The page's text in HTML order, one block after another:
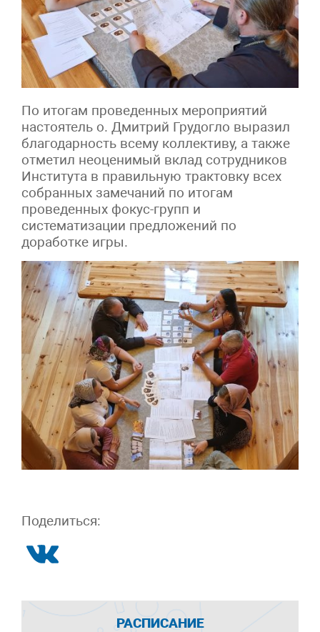
По итогам проведенных мероприятий
настоятель о. Дмитрий Грудогло выразил
благодарность всему коллективу, а также
отметил неоценимый вклад сотрудников
Института в правильную трактовку всех
собранных замечаний по итогам
проведенных фокус-групп и
систематизации предложений по
доработке игры.
Поделиться:
РАСПИСАНИЕ